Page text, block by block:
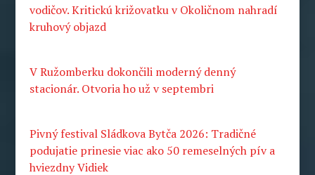
vodičov. Kritickú križovatku v Okoličnom nahradí
kruhový objazd
V Ružomberku dokončili moderný denný
stacionár. Otvoria ho už v septembri
Pivný festival Sládkova Bytča 2026: Tradičné
podujatie prinesie viac ako 50 remeselných pív a
hviezdny Vidiek